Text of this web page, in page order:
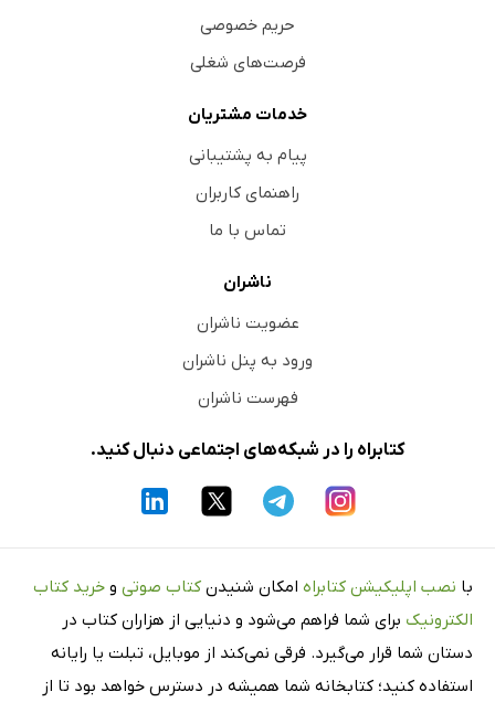
حریم خصوصی
فرصت‌های شغلی
خدمات مشتریان
پیام به پشتیبانی
راهنمای کاربران
تماس با ما
ناشران
عضویت ناشران
ورود به پنل ناشران
فهرست ناشران
کتابراه را در شبکه‌های اجتماعی دنبال کنید.
با نصب اپلیکیشن کتابراه امکان شنیدن کتاب صوتی و خرید کتاب
الکترونیک برای شما فراهم می‌شود و دنیایی از هزاران کتاب در
دستان شما قرار می‌گیرد. فرقی نمی‌کند از موبایل، تبلت یا رایانه
استفاده کنید؛ کتابخانه شما همیشه در دسترس خواهد بود تا از